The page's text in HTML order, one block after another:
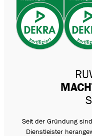
Seit der Gründung
Dienstleister